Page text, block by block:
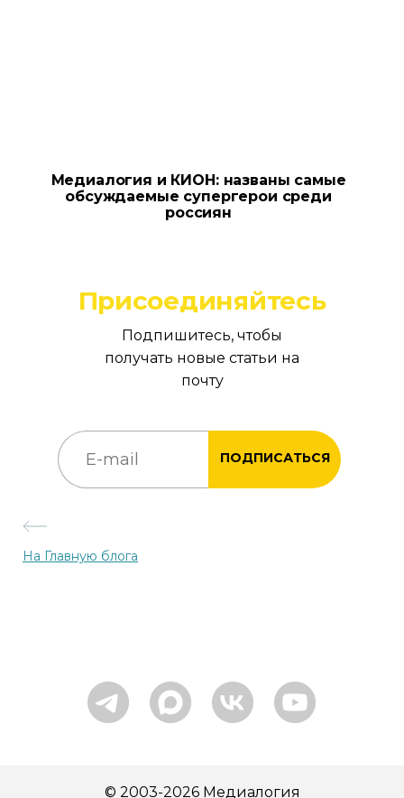
Медиалогия и КИОН: названы самые
обсуждаемые супергерои среди
россиян
Присоединяйтесь
Подпишитесь, чтобы
получать новые статьи на
почту
ПОДПИСАТЬСЯ
На Главную блога
© 2003-2026 Медиалогия